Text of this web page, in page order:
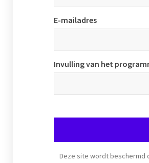
E-mailadres
Invulling van het
Deze site wordt beschermd